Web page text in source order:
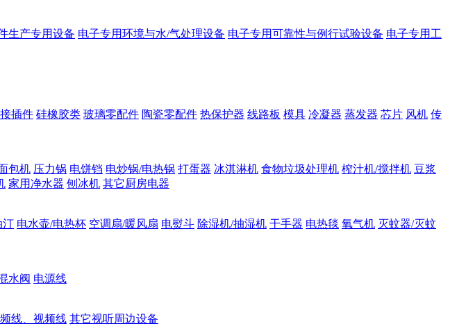
生产专用设备 电子专用环境与水/气处理设备 电子专用可靠性与例行试验设备 电子专用工
接插件 硅橡胶类 玻璃零配件 陶瓷零配件 热保护器 线路板 模具 冷凝器 蒸发器 芯片 风机 传
包机 压力锅 电饼铛 电炒锅/电热锅 打蛋器 冰淇淋机 食物垃圾处理机 榨汁机/搅拌机 豆浆
家用净水器 刨冰机 其它厨房电器
汀 电水壶/电热杯 空调扇/暖风扇 电熨斗 除湿机/抽湿机 干手器 电热毯 氧气机 灭蚊器/灭蚊
水阀 电源线
线、视频线 其它视听周边设备